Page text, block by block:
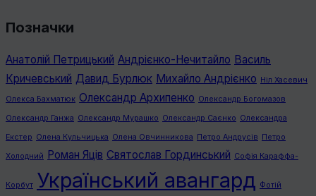
Позначки
Анатолій Петрицький Андрієнко-Нечитайло Василь
Кричевський Давид Бурлюк Михайло Андрієнко Ніл Хасевич
Олекса Бахматюк Олександр Архипенко Олександр Богомазов
Олександр Ганжа Олександр Мурашко Олександр Саєнко Олександра
Екстер Олена Кульчицька Олена Овчинникова Петро Андрусів Петро
Холодний Роман Яців Святослав Гординський Софія Караффа-
Корбут Український авангард Фотій